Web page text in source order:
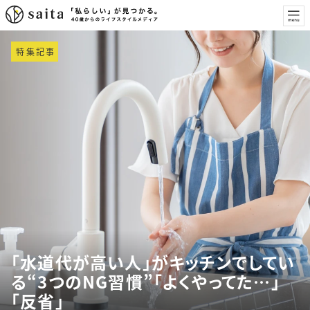
特集記事
「水道代が高い人」がキッチンでしてい
る“3つのNG習慣”「よくやってた…」
「反省」